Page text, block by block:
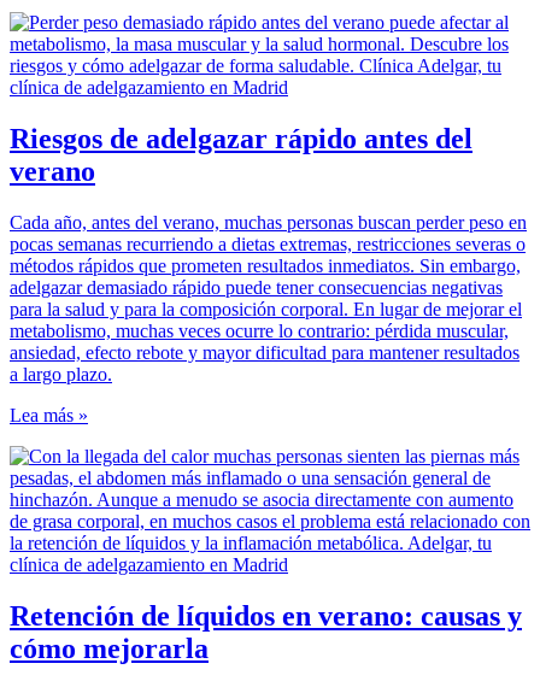
Riesgos de adelgazar rápido antes del
verano
Cada año, antes del verano, muchas personas buscan perder peso en
pocas semanas recurriendo a dietas extremas, restricciones severas o
métodos rápidos que prometen resultados inmediatos. Sin embargo,
adelgazar demasiado rápido puede tener consecuencias negativas
para la salud y para la composición corporal. En lugar de mejorar el
metabolismo, muchas veces ocurre lo contrario: pérdida muscular,
ansiedad, efecto rebote y mayor dificultad para mantener resultados
a largo plazo.
Lea más »
Retención de líquidos en verano: causas y
cómo mejorarla